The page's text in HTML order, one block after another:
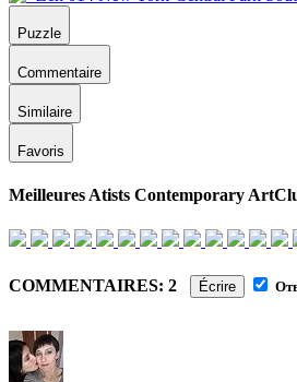
Puzzle
Commentaire
Similaire
Favoris
Meilleures Atists Contemporary
COMMENTAIRES: 2 Écrire